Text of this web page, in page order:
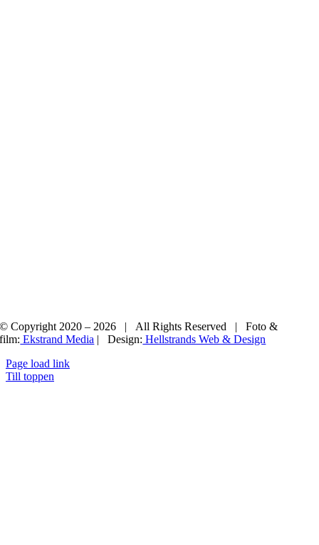
© Copyright 2020 – 2026 | All Rights Reserved | Foto &
film: Ekstrand Media | Design: Hellstrands Web & Design
Page load link
Till toppen